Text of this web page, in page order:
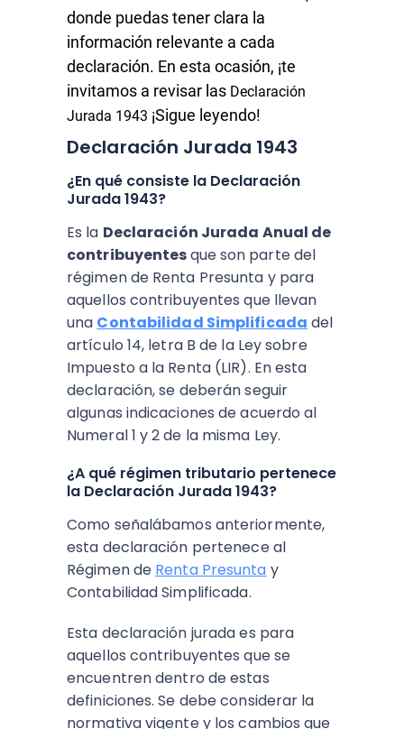
donde puedas tener clara la
información relevante a cada
declaración. En esta ocasión, ¡te
invitamos a revisar las Declaración
Jurada 1943 ¡Sigue leyendo!
Declaración Jurada 1943
¿En qué consiste la Declaración
Jurada 1943?
Es la Declaración Jurada Anual de
contribuyentesque son parte del
régimen de Renta Presunta y para
aquellos contribuyentes que llevan
una Contabilidad Simplificada del
artículo 14, letra B de la Ley sobre
Impuesto a la Renta (LIR). En esta
declaración, se deberán seguir
algunas indicaciones de acuerdo al
Numeral 1 y 2 de la misma Ley.
¿A qué régimen tributario pertenece
la Declaración Jurada 1943?
Como señalábamos anteriormente,
esta declaración pertenece al
Régimen de Renta Presunta y
Contabilidad Simplificada.
Esta declaración jurada es para
aquellos contribuyentes que se
encuentren dentro de estas
definiciones. Se debe considerar la
normativa vigente y los cambios que